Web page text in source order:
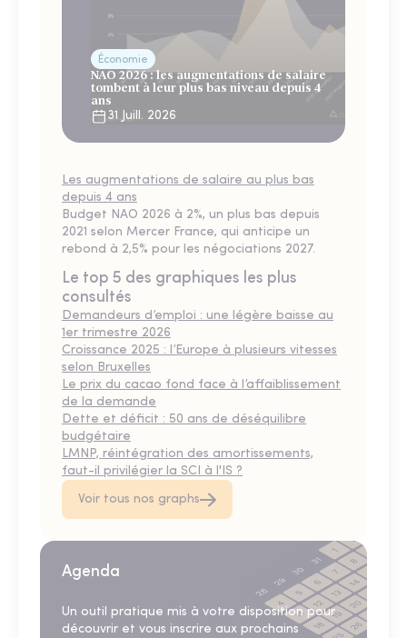
Économie
NAO 2026 : les augmentations de salaire
tombent à leur plus bas niveau depuis 4
ans
31 Juill. 2026
Les augmentations de salaire au plus bas
depuis 4 ans
Budget NAO 2026 à 2%, un plus bas depuis
2021 selon Mercer France, qui anticipe un
rebond à 2,5% pour les négociations 2027.
Le top 5 des graphiques les plus
consultés
Demandeurs d’emploi : une légère baisse au
1er trimestre 2026
Croissance 2025 : l’Europe à plusieurs vitesses
selon Bruxelles
Le prix du cacao fond face à l’affaiblissement
de la demande
Dette et déficit : 50 ans de déséquilibre
budgétaire
LMNP, réintégration des amortissements,
faut-il privilégier la SCI à l'IS ?
Voir tous nos graphs
Agenda
Un outil pratique mis à votre disposition pour
découvrir et vous inscrire aux prochains